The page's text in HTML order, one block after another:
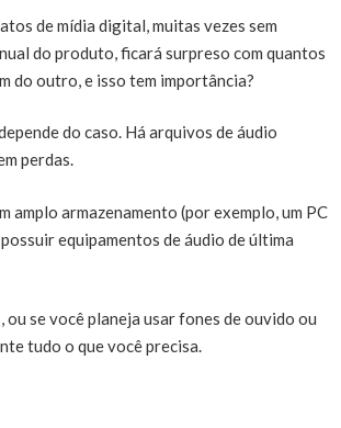
de mídia digital, muitas vezes sem
do produto, ficará surpreso com quantos
do outro, e isso tem importância?
do caso. Há arquivos de áudio
perdas.
amplo armazenamento (por exemplo, um PC
equipamentos de áudio de última
se você planeja usar fones de ouvido ou
tudo o que você precisa.